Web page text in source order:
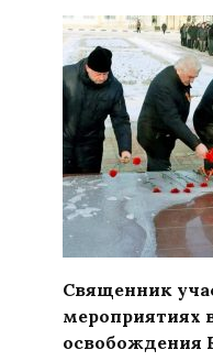
Священник
мероприятиях
освобождения